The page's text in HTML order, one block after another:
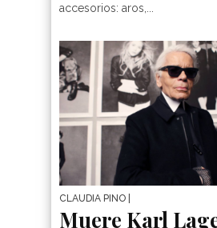
accesorios: aros,...
CLAUDIA PINO
Muere Karl